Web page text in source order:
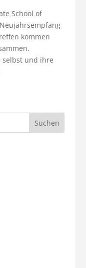
School of
kommen
und ihre